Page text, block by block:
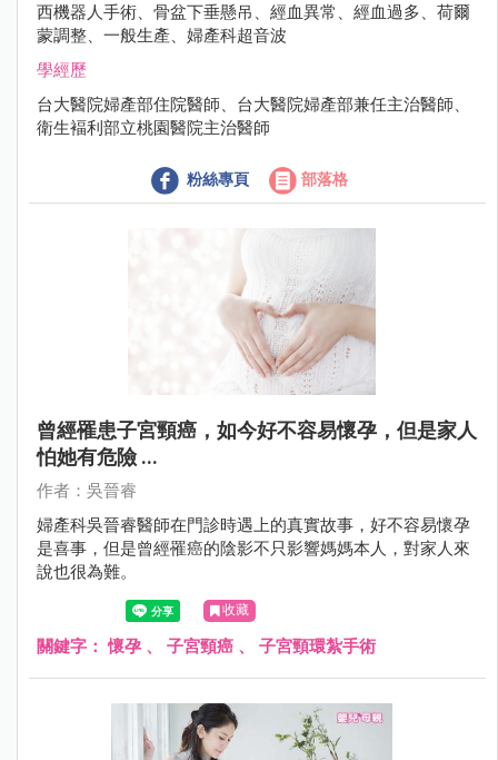
西機器人手術、骨盆下垂懸吊、經血異常、經血過多、荷爾
蒙調整、一般生產、婦產科超音波
學經歷
台大醫院婦產部住院醫師、台大醫院婦產部兼任主治醫師、
衛生褔利部立桃園醫院主治醫師
粉絲專頁 部落格
曾經罹患子宮頸癌，如今好不容易懷孕，但是家人
怕她有危險 ...
作者：吳晉睿
婦產科吳晉睿醫師在門診時遇上的真實故事，好不容易懷孕
是喜事，但是曾經罹癌的陰影不只影響媽媽本人，對家人來
說也很為難。
收藏
關鍵字：懷孕 、 子宮頸癌 、 子宮頸環紮手術